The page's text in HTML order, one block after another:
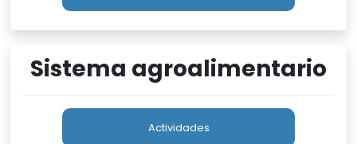
Sistema agroalimentario
Actividades